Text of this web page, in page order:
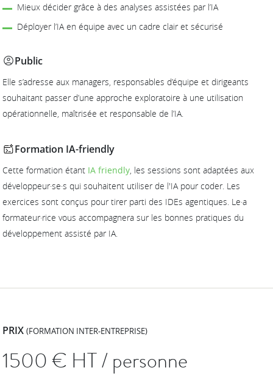
Mieux décider grâce à des analyses assistées par l’IA
Déployer l’IA en équipe avec un cadre clair et sécurisé
Public
Elle s’adresse aux managers, responsables d’équipe et dirigeants
souhaitant passer d’une approche exploratoire à une utilisation
opérationnelle, maîtrisée et responsable de l’IA.
Formation IA-friendly
Cette formation étant IA friendly, les sessions sont adaptées aux
développeur·se·s qui souhaitent utiliser de l'IA pour coder. Les
exercices sont conçus pour tirer parti des IDEs agentiques. Le·a
formateur·rice vous accompagnera sur les bonnes pratiques du
développement assisté par IA.
PRIX(FORMATION INTER-ENTREPRISE)
1500€ HT / personne